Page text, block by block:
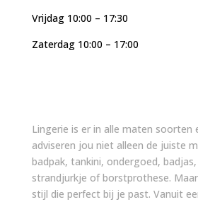
Vrijdag 10:00 – 17:30
Zaterdag 10:00 – 17:00
Lingerie is er in alle maten soorten
adviseren jou niet alleen de juiste
badpak, tankini, ondergoed,
strandjurkje of borstprothese.
stijl die perfect bij je past. Vanuit